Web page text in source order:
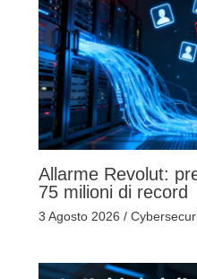
Allarme Revolut:
75 milioni di record
3 Agosto 2026 /